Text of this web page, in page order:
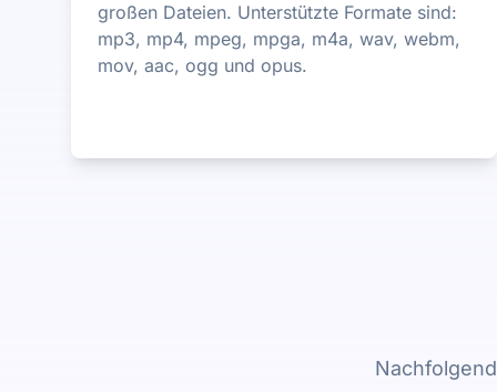
großen Dateien. Unterstützte Formate sind:
mp3, mp4, mpeg, mpga, m4a, wav, webm,
mov, aac, ogg und opus.